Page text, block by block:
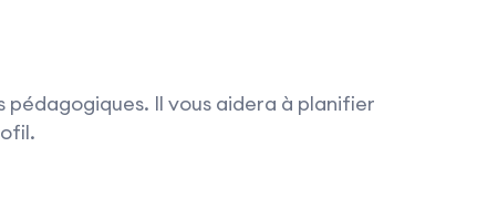
Il vous aidera à planifier